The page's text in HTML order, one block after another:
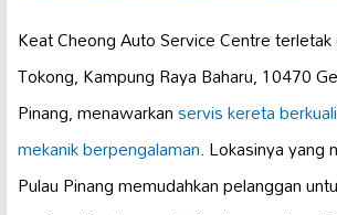
Keat Cheong Auto Service Centre
Tokong, Kampung Raya Baharu, 10470
Pinang, menawarkanservis kereta
mekanik berpengalaman. Lokasinya yang
Pulau Pinang memudahkan pelanggan